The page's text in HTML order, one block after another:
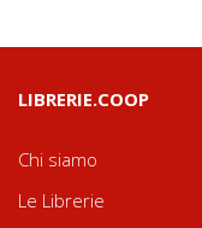
LIBRERIE.COOP
Chi siamo
Le Librerie